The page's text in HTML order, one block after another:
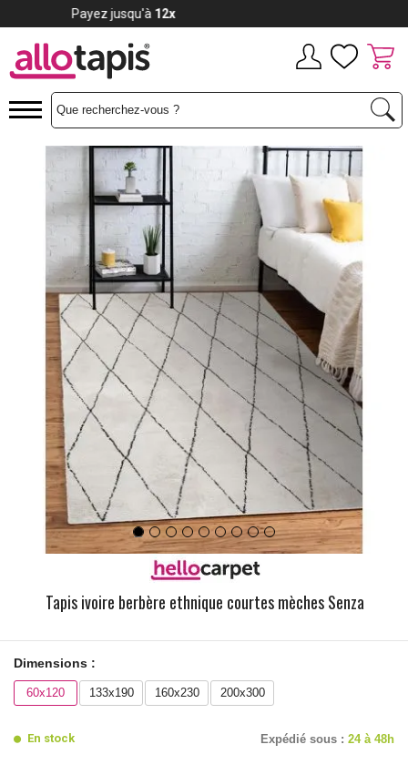
Tapis ivoire berbère ethnique courtes mèches Senza
Dimensions :
60x120 133x190 160x230 200x300
En stock Expédié sous : 24 à 48h
Payez jusqu'à